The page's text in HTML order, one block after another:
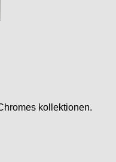
kollektionen.